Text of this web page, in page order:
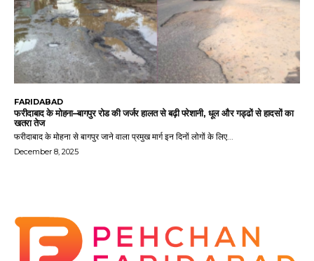
FARIDABAD
फरीदाबाद के मोहना–बागपुर रोड की जर्जर हालत से बढ़ी परेशानी, धूल और गड्ढों से हादसों का
खतरा तेज
फरीदाबाद के मोहना से बागपुर जाने वाला प्रमुख मार्ग इन दिनों लोगों के लिए...
December 8, 2025